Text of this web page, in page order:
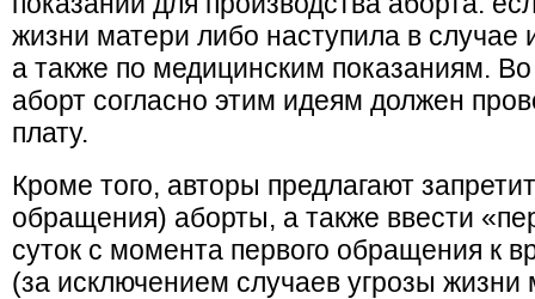
жизни матери либо наступила в случае
а также по медицинским показаниям.
аборт согласно этим идеям должен
плату.
Кроме того, авторы предлагают
обращения) аборты, а также ввести
суток с момента первого обращения к
(за исключением случаев угрозы жизни